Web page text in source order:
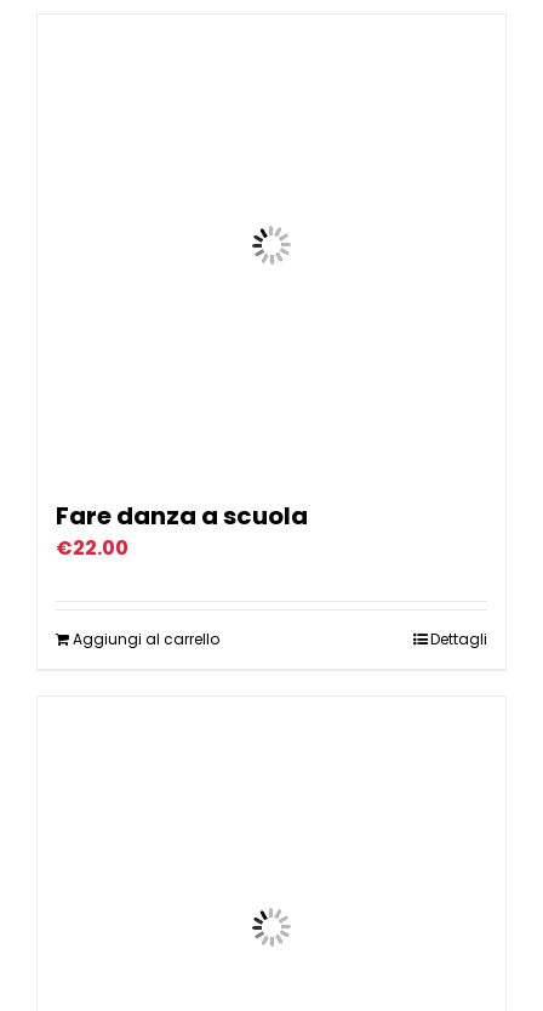
Fare danza a scuola
€22.00
Aggiungi al carrello Dettagli